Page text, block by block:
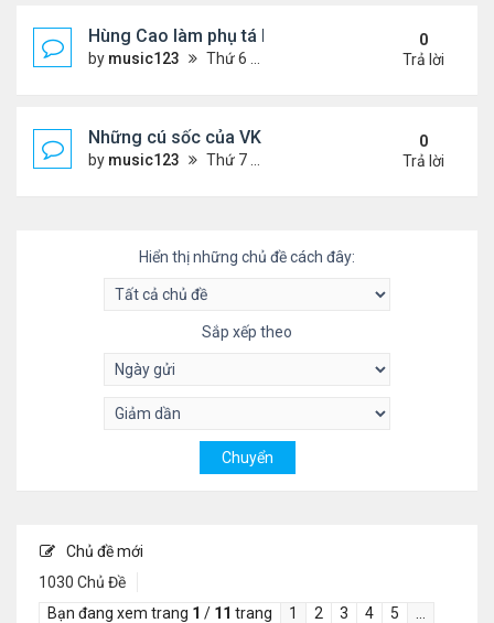
Hùng Cao làm phụ tá bộ trưởngHải Quân
by music123 Thứ 6 Tháng 10 03, 2025 6:01 pm
0
Trả lời
Những cú sốc của VK về nước làm việc
by music123 Thứ 7 Tháng 9 27, 2025 2:29 pm
0
Trả lời
Hiển thị những chủ đề cách đây:
Sắp xếp theo
Chủ đề mới
1030 Chủ Đề
Bạn đang xem trang 1 / 11 trang 1 2 3 4 5